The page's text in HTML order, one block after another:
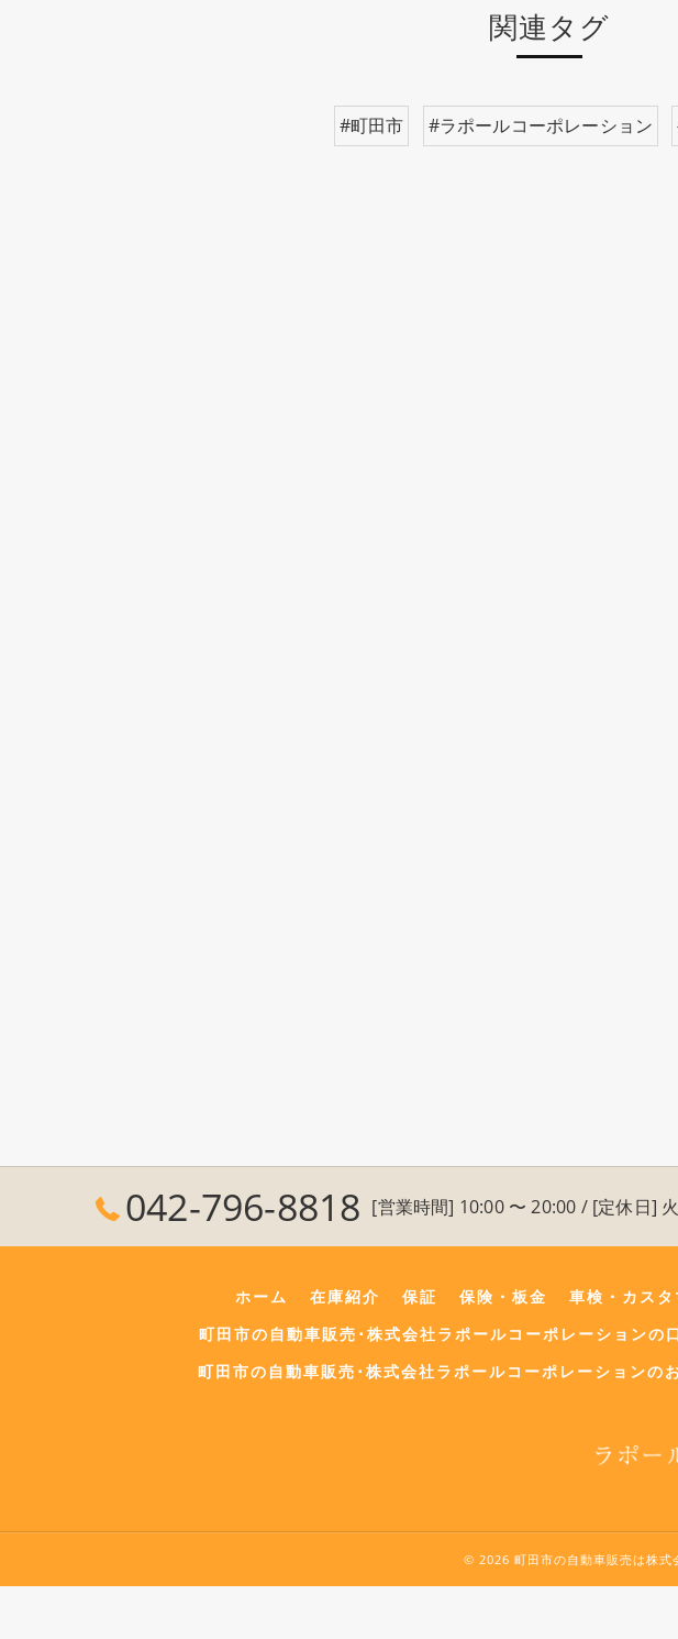
関連タグ
#町田市 #ラポールコーポレーション
042-796-8818 [営業時間] 10:00 〜 20:00 / [定休日]
ホーム 在庫紹介 保証 保険・板金 車検・カス
町田市の自動車販売･株式会社ラポールコーポレーションの
町田市の自動車販売･株式会社ラポールコーポレーションの
© 2026 町田市の自動車販売は株式